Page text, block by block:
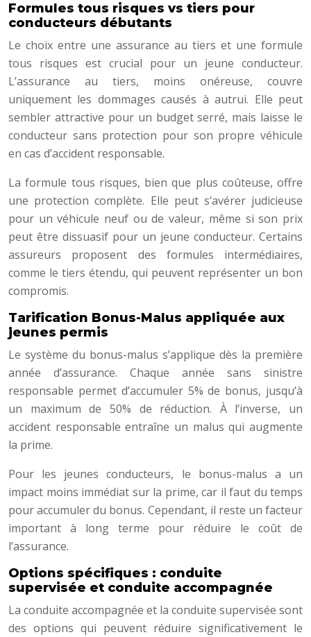
Formules tous risques vs tiers pour
conducteurs débutants
Le choix entre une assurance au tiers et une formule
tous risques est crucial pour un jeune conducteur.
L’assurance au tiers, moins onéreuse, couvre
uniquement les dommages causés à autrui. Elle peut
sembler attractive pour un budget serré, mais laisse le
conducteur sans protection pour son propre véhicule
en cas d’accident responsable.
La formule tous risques, bien que plus coûteuse, offre
une protection complète. Elle peut s’avérer judicieuse
pour un véhicule neuf ou de valeur, même si son prix
peut être dissuasif pour un jeune conducteur. Certains
assureurs proposent des formules intermédiaires,
comme le tiers étendu, qui peuvent représenter un bon
compromis.
Tarification Bonus-Malus appliquée aux
jeunes permis
Le système du bonus-malus s’applique dès la première
année d’assurance. Chaque année sans sinistre
responsable permet d’accumuler 5% de bonus, jusqu’à
un maximum de 50% de réduction. À l’inverse, un
accident responsable entraîne un malus qui augmente
la prime.
Pour les jeunes conducteurs, le bonus-malus a un
impact moins immédiat sur la prime, car il faut du temps
pour accumuler du bonus. Cependant, il reste un facteur
important à long terme pour réduire le coût de
l’assurance.
Options spécifiques : conduite
supervisée et conduite accompagnée
La conduite accompagnée et la conduite supervisée sont
des options qui peuvent réduire significativement le